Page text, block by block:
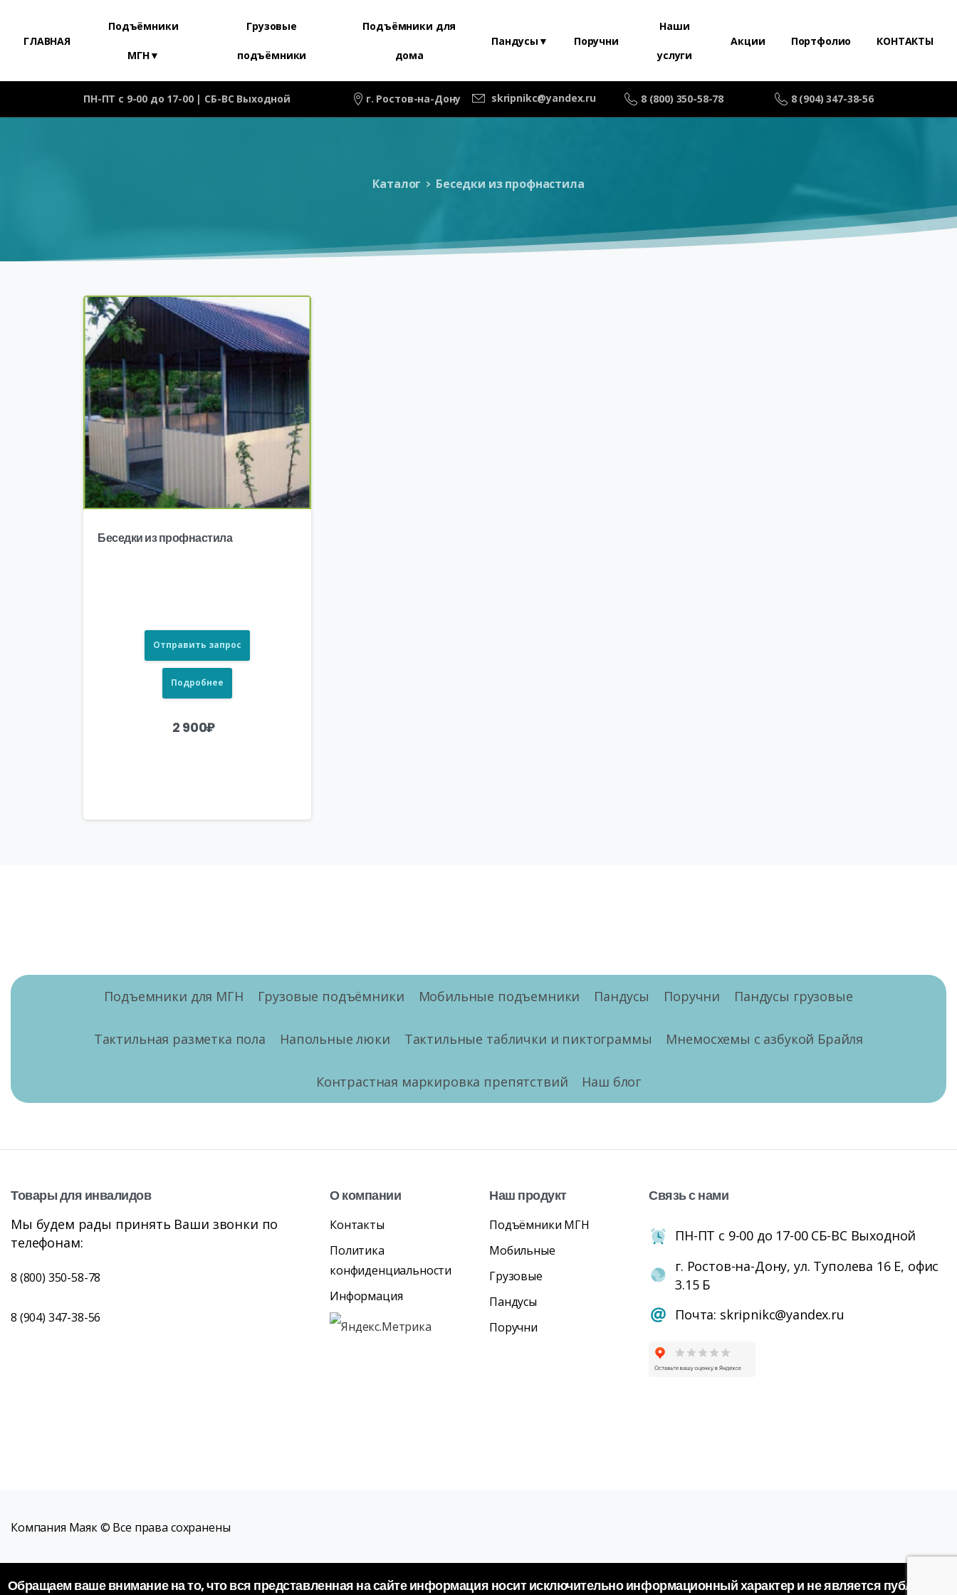
ГЛАВНАЯ
Подъёмники
МГН▼
Грузовые
подъёмники
Подъёмники для
дома
Пандусы▼ Поручни
Наши
услуги
Акции Портфолио КОНТАКТЫ
ПН-ПТ с 9-00 до 17-00 | СБ-ВС Выходной г. Ростов-на-Дону skripnikc@yandex.ru 8 (800) 350-58-78 8 (904) 347-38-56
Каталог Беседки из профнастила
Беседки из профнастила
Отправить запрос
Подробнее
2 900₽
Подъемники для МГН Грузовые подъёмники Мобильные подъемники Пандусы Поручни Пандусы грузовые
Тактильная разметка пола Напольные люки Тактильные таблички и пиктограммы Мнемосхемы с азбукой Брайля
Контрастная маркировка препятствий Наш блог
Товарыдля инвалидов
Мы будем рады принять Ваши звонки по
телефонам:
8 (800) 350-58-78
8 (904) 347-38-56
Окомпании
Контакты
Политика
конфиденциальности
Информация
Наш продукт
Подъёмники МГН
Мобильные
Грузовые
Пандусы
Поручни
Связьснами
ПН-ПТ с 9-00 до 17-00 СБ-ВС Выходной
г. Ростов-на-Дону, ул. Туполева 16 Е, офис
3.15 Б
Почта: skripnikc@yandex.ru
Компания Маяк © Все права сохранены
Обращаем ваше внимание на то, что вся представленная на сайте информация носит исключительно информационный характер и не является публичной